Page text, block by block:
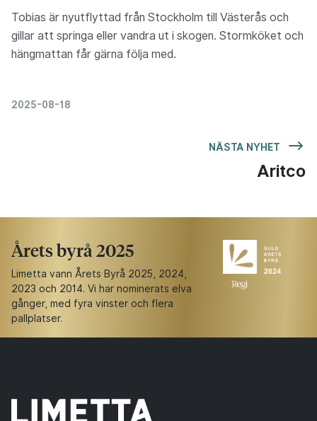
Tobias är nyutflyttad från Stockholm till Västerås och
gillar att springa eller vandra ut i skogen. Stormköket och
hängmattan får gärna följa med.
2025-08-18
NÄSTA NYHET
Aritco
Årets byrå 2025
Limetta vann Årets Byrå 2025, 2024,
2023 och 2014. Vi har nominerats elva
gånger, med fyra vinster och flera
pallplatser.